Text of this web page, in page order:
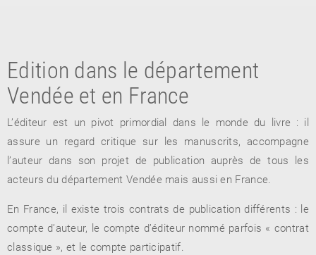
RETOUR
À PARAÎTRE
Edition dans le département
Vendée et en France
L’éditeur est un pivot primordial dans le monde du livre : il
assure un regard critique sur les manuscrits, accompagne
l’auteur dans son projet de publication auprès de tous les
acteurs du département Vendée mais aussi en France.
En France, il existe trois contrats de publication différents : le
compte d’auteur, le compte d’éditeur nommé parfois « contrat
classique », et le compte participatif.